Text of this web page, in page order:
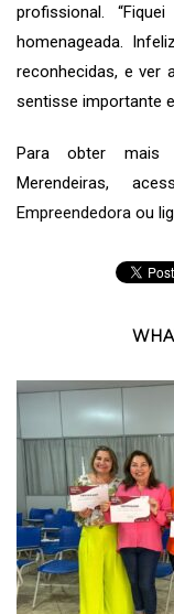
profissional.
homenageada.
reconhecidas, e ver
sentisse importante
Para obter mais
Merendeiras,
Empreendedora ou